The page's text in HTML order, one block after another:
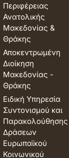
Περιφέρειας
Ανατολικής
Μακεδονίας &
Θράκης
Αποκεντρωμένη
Διοίκηση
Μακεδονίας -
Θράκης
Ειδική Υπηρεσία
Συντονισμού και
Παρακολούθησης
Δράσεων
Ευρωπαϊκού
Κοινωνικού